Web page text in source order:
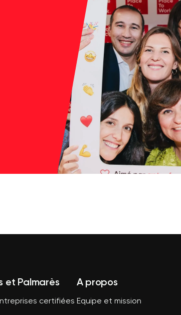
et Palmarès
certifiées
A propos
Equipe et mission